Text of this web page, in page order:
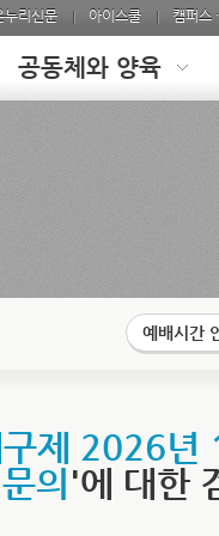
누리신문 아이스쿨 캠퍼스
공동체와 양육
예배시간
구제 2026년
의 '에 대한